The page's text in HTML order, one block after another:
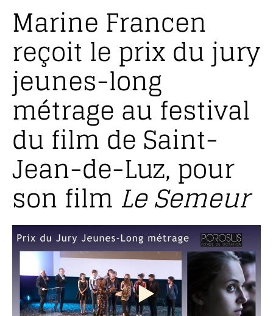
Marine Francen
reçoit le prix du jury
jeunes-long
métrage au festival
du film de Saint-
Jean-de-Luz, pour
son film Le Semeur